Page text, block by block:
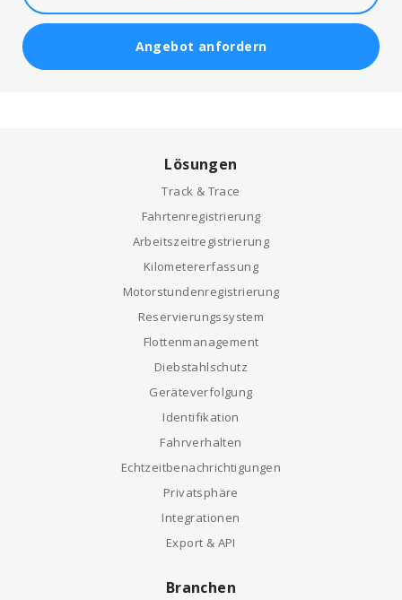
Angebot anfordern
Lösungen
Track & Trace
Fahrtenregistrierung
Arbeitszeitregistrierung
Kilometererfassung
Motorstundenregistrierung
Reservierungssystem
Flottenmanagement
Diebstahlschutz
Geräteverfolgung
Identifikation
Fahrverhalten
Echtzeitbenachrichtigungen
Privatsphäre
Integrationen
Export & API
Branchen